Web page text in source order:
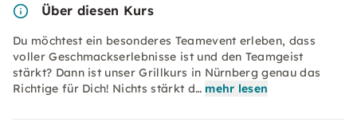
Über diesen Kurs
Du möchtest ein besonderes Teamevent erleben, dass
voller Geschmackserlebnisse ist und den Teamgeist
stärkt? Dann ist unser Grillkurs in Nürnberg genau das
Richtige für Dich! Nichts stärkt d… mehr lesen